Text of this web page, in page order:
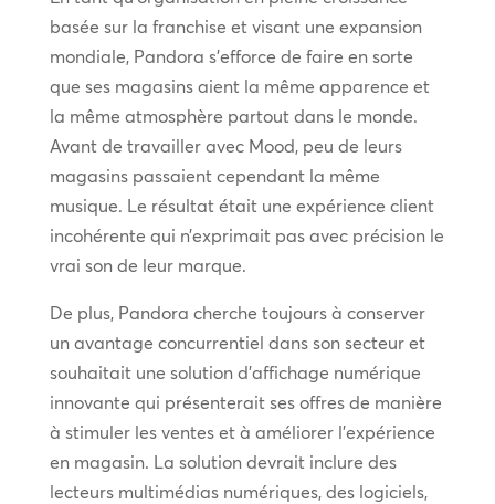
basée sur la franchise et visant une expansion
mondiale, Pandora s’efforce de faire en sorte
que ses magasins aient la même apparence et
la même atmosphère partout dans le monde.
Avant de travailler avec Mood, peu de leurs
magasins passaient cependant la même
musique. Le résultat était une expérience client
incohérente qui n’exprimait pas avec précision le
vrai son de leur marque.
De plus, Pandora cherche toujours à conserver
un avantage concurrentiel dans son secteur et
souhaitait une solution d’affichage numérique
innovante qui présenterait ses offres de manière
à stimuler les ventes et à améliorer l’expérience
en magasin. La solution devrait inclure des
lecteurs multimédias numériques, des logiciels,